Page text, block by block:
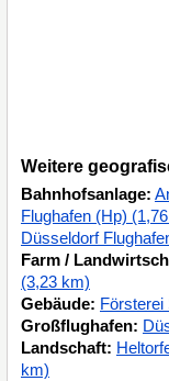
Weitere
Bahnhofsanlage:
Flughafen (Hp)
Düsseldorf
Farm /
(3,23 km)
Gebäude: Försterei
Großflughafen:
Landschaft:
km)